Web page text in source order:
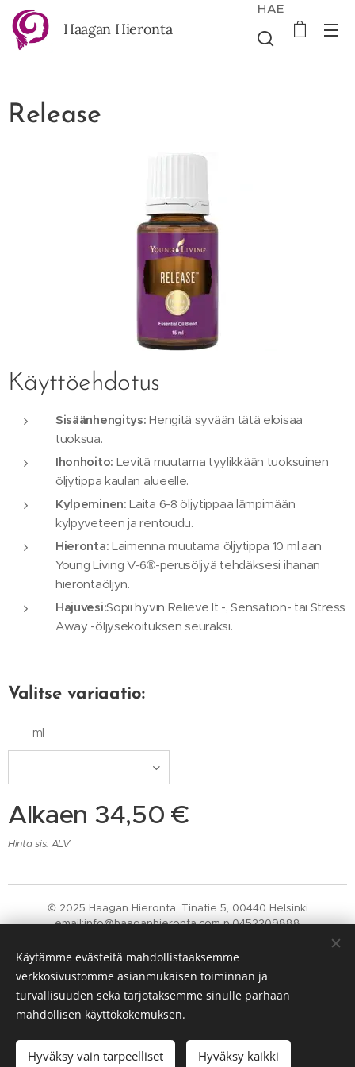
Haagan Hieronta
HAE
Release
Käyttöehdotus
Sisäänhengitys: Hengitä syvään tätä eloisaa
tuoksua.
Ihonhoito: Levitä muutama tyylikkään tuoksuinen
öljytippa kaulan alueelle.
Kylpeminen: Laita 6-8 öljytippaa lämpimään
kylpyveteen ja rentoudu.
Hieronta: Laimenna muutama öljytippa 10 ml:aan
Young Living V-6®-perusöljyä tehdäksesi ihanan
hierontaöljyn.
Hajuvesi:Sopii hyvin Relieve It -, Sensation- tai Stress
Away -öljysekoituksen seuraksi.
Valitse variaatio:
ml
Alkaen 34,50 €
Hinta sis. ALV
Loppuunmyyty
© 2025 Haagan Hieronta, Tinatie 5, 00440 Helsinki
email:info@haaganhieronta.com p.0452209888
Kielet
Suomi
English
Käytämme evästeitä mahdollistaaksemme
verkkosivustomme asianmukaisen toiminnan ja
turvallisuuden sekä tarjotaksemme sinulle parhaan
mahdollisen käyttökokemuksen.
Hyväksy vain tarpeelliset Hyväksy kaikki